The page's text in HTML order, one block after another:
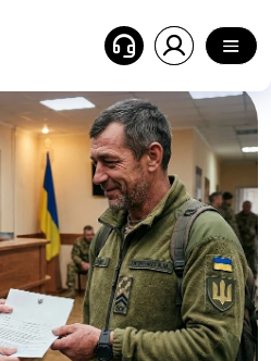
атестат